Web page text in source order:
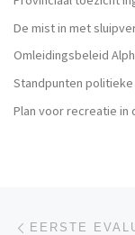
De mist in met
Omleidingsbeleid
Standpunten
Plan voor recreatie in